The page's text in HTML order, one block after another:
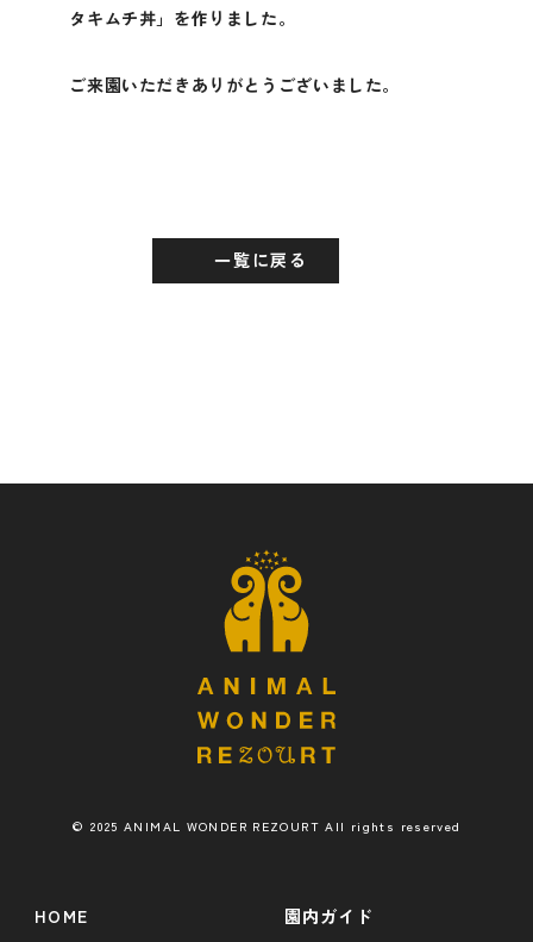
タキムチ丼」を作りました。
ご来園いただきありがとうございました。
一覧に戻る
© 2025 ANIMAL WONDER REZOURT All rights reserved
HOME
園内ガイド